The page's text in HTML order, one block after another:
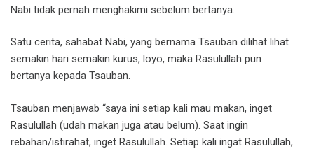
Nabi tidak pernah menghakimi sebelum bertanya.
Satu cerita, sahabat Nabi, yang bernama Tsauban dilihat lihat
semakin hari semakin kurus, loyo, maka Rasulullah pun
bertanya kepada Tsauban.
Tsauban menjawab “saya ini setiap kali mau makan, inget
Rasulullah (udah makan juga atau belum). Saat ingin
rebahan/istirahat, inget Rasulullah. Setiap kali ingat Rasulullah,